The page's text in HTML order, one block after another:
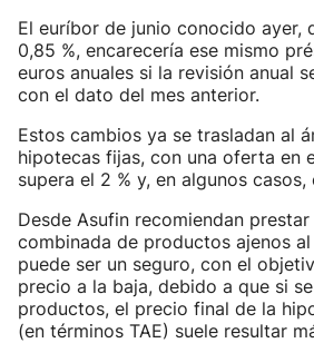
El euríbor de junio conocido ayer,
0,85 %, encarecería ese mismo
euros anuales si la revisión anual
con el dato del mes anterior.
Estos cambios ya se trasladan al
hipotecas fijas, con una oferta en
supera el 2 % y, en algunos casos,
Desde Asufin recomiendan
combinada de productos ajenos
puede ser un seguro, con el
precio a la baja, debido a que si
productos, el precio final de la
(en términos TAE) suele resultar